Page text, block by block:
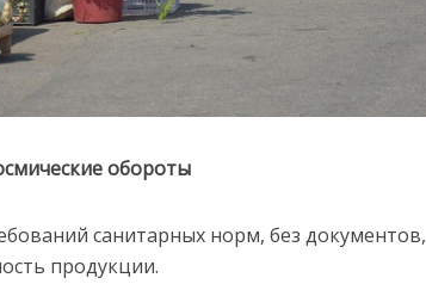
обороты
санитарных норм, без документов,
продукции.